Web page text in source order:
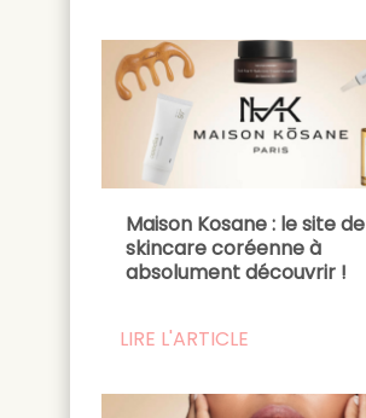
Maison Kosane : le site de
skincare coréenne à
absolument découvrir !
LIRE L'ARTICLE